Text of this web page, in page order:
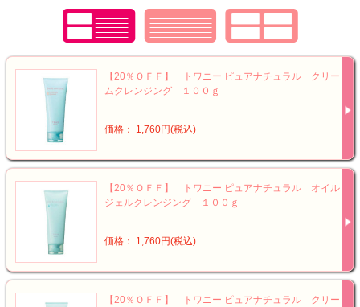
【20％ＯＦＦ】 トワニー ピュアナチュラル クリー
ムクレンジング １００ｇ
価格： 1,760円(税込)
【20％ＯＦＦ】 トワニー ピュアナチュラル オイル
ジェルクレンジング １００ｇ
価格： 1,760円(税込)
【20％ＯＦＦ】 トワニー ピュアナチュラル クリー